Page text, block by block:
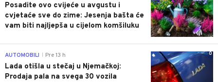
Posadite ovo cvijeće u avgustu i
cvjetaće sve do zime: Jesenja bašta će
vam biti najljepša u cijelom komšiluku
0
AUTOMOBILI Pre 13 h
Lada otišla u stečaj u Njemačkoj:
Prodaja pala na svega 30 vozila